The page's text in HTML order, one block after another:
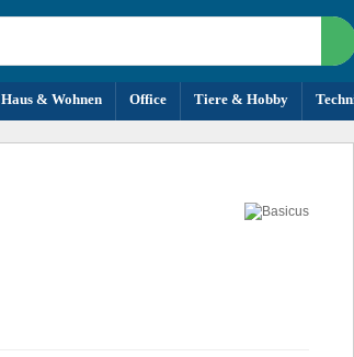
Haus & Wohnen Office Tiere & Hobby